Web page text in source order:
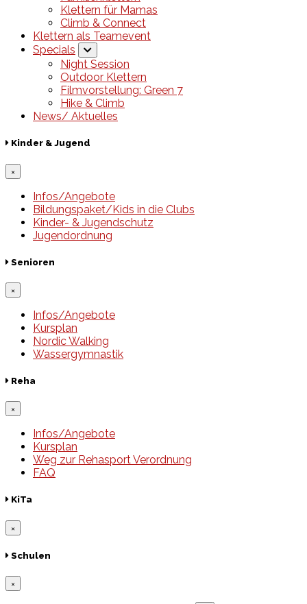
Klettern für Mamas
Climb & Connect
Klettern als Teamevent
Specials
Night Session
Outdoor Klettern
Filmvorstellung: Green 7
Hike & Climb
News/ Aktuelles
Kinder & Jugend
×
Infos/Angebote
Bildungspaket/Kids in die Clubs
Kinder- & Jugendschutz
Jugendordnung
Senioren
×
Infos/Angebote
Kursplan
Nordic Walking
Wassergymnastik
Reha
×
Infos/Angebote
Kursplan
Weg zur Rehasport Verordnung
FAQ
KiTa
×
Schulen
×